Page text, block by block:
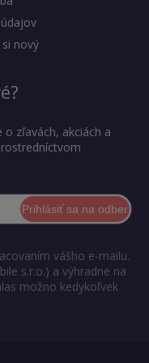
nový
zľavách, akciách a
Prihlásiť sa na odber
vášho e-mailu.
s.r.o.) a výhradne na
možno kedykoľvek